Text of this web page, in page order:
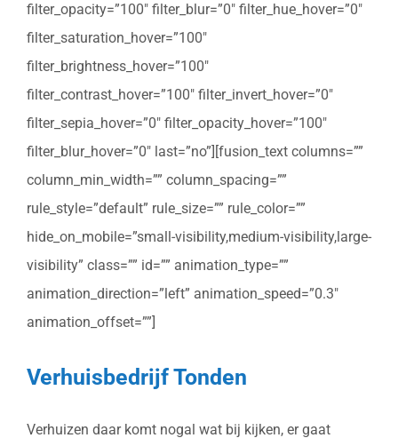
filter_opacity=”100″ filter_blur=”0″ filter_hue_hover=”0″
filter_saturation_hover=”100″
filter_brightness_hover=”100″
filter_contrast_hover=”100″ filter_invert_hover=”0″
filter_sepia_hover=”0″ filter_opacity_hover=”100″
filter_blur_hover=”0″ last=”no”][fusion_text columns=””
column_min_width=”” column_spacing=””
rule_style=”default” rule_size=”” rule_color=””
hide_on_mobile=”small-visibility,medium-visibility,large-
visibility” class=”” id=”” animation_type=””
animation_direction=”left” animation_speed=”0.3″
animation_offset=””]
Verhuisbedrijf Tonden
Verhuizen daar komt nogal wat bij kijken, er gaat